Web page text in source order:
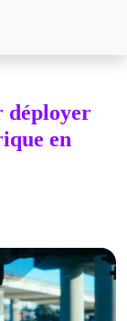
déployer
en